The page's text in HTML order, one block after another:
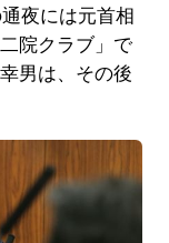
夜には元首相
院クラブ」で
男は、その後